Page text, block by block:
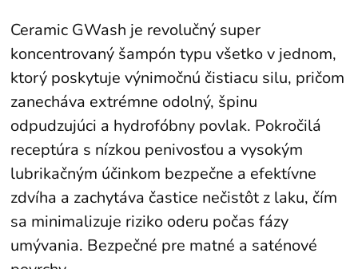
Ceramic GWash je revolučný super
koncentrovaný šampón typu všetko v jednom,
ktorý poskytuje výnimočnú čistiacu silu, pričom
zanecháva extrémne odolný, špinu
odpudzujúci a hydrofóbny povlak. Pokročilá
receptúra ​​s nízkou penivosťou a vysokým
lubrikačným účinkom bezpečne a efektívne
zdvíha a zachytáva častice nečistôt z laku, čím
sa minimalizuje riziko oderu počas fázy
umývania. Bezpečné pre matné a saténové